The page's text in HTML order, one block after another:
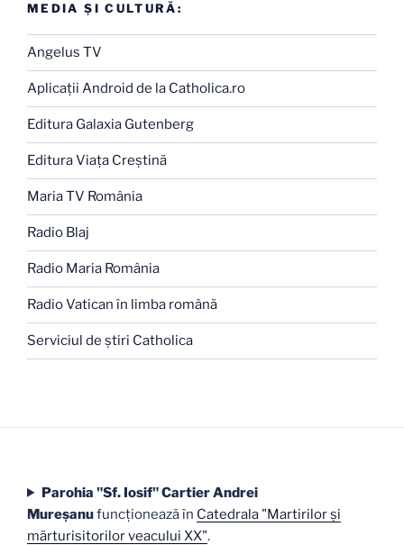
MEDIA ŞI CULTURĂ:
Angelus TV
Aplicaţii Android de la Catholica.ro
Editura Galaxia Gutenberg
Editura Viaţa Creştină
Maria TV România
Radio Blaj
Radio Maria România
Radio Vatican în limba română
Serviciul de ştiri Catholica
Parohia "Sf. Iosif" Cartier Andrei
Mureşanufuncţionează în Catedrala "Martirilor şi
mărturisitorilor veacului XX".